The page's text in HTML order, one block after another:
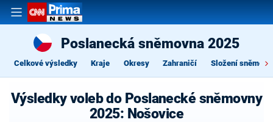
Poslanecká sněmovna 2025
Celkové výsledky Kraje Okresy Zahraničí Složení
Výsledky voleb do Poslanecké sněmovny
2025: Nošovice